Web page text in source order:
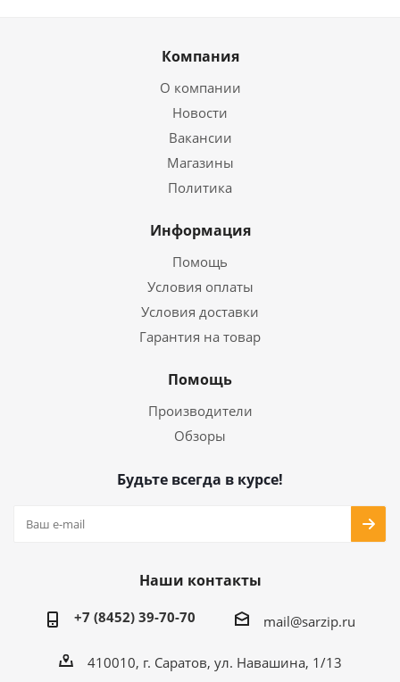
Компания
О компании
Новости
Вакансии
Магазины
Политика
Информация
Помощь
Условия оплаты
Условия доставки
Гарантия на товар
Помощь
Производители
Обзоры
Будьте всегда в курсе!
Наши контакты
+7 (8452) 39-70-70 mail@sarzip.ru
410010, г. Саратов, ул. Навашина, 1/13